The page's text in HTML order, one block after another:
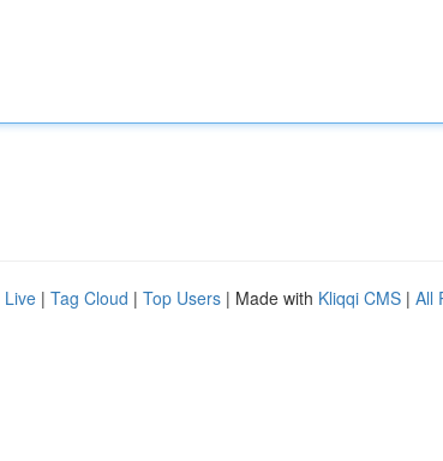
Live | Tag Cloud | Top Users | Made with Kliqqi CMS | All